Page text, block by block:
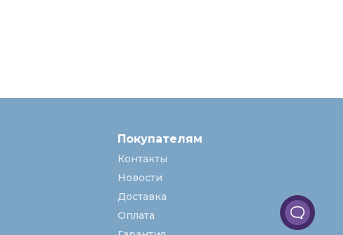
Покупателям
Контакты
Новости
Доставка
Оплата